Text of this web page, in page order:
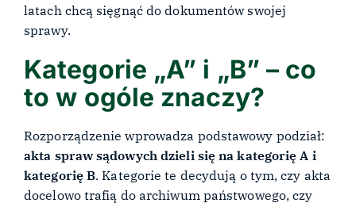
latach chcą sięgnąć do dokumentów swojej
sprawy.
Kategorie „A” i „B” – co
to w ogóle znaczy?
Rozporządzenie wprowadza podstawowy podział:
akta spraw sądowych dzieli się na kategorię A i
kategorię B. Kategorie te decydują o tym, czy akta
docelowo trafią do archiwum państwowego, czy